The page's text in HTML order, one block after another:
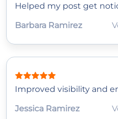
Helped my post get
Barbara Ramirez
Improved visibility and
Jessica Ramirez